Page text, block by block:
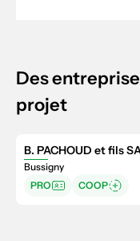
Des
projet
B. PACHOUD et fils
Bussigny
PRO
COOP